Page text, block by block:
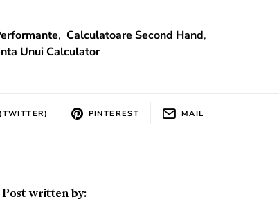
, Calculatoare Second Hand,
Unui Calculator
PINTEREST MAIL
Post written by: